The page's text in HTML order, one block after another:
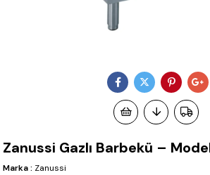
Zanussi Gazlı Barbekü –
Marka : Zanussi